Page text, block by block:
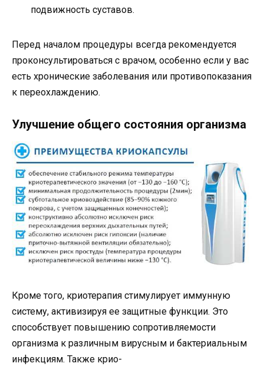
подвижность суставов.
Перед началом процедуры всегда рекомендуется
проконсультироваться с врачом, особенно если у вас
есть хронические заболевания или противопоказания
к переохлаждению.
Улучшение общего состояния организма
Кроме того, криотерапия стимулирует иммунную
систему, активизируя ее защитные функции. Это
способствует повышению сопротивляемости
организма к различным вирусным и бактериальным
инфекциям. Также крио-